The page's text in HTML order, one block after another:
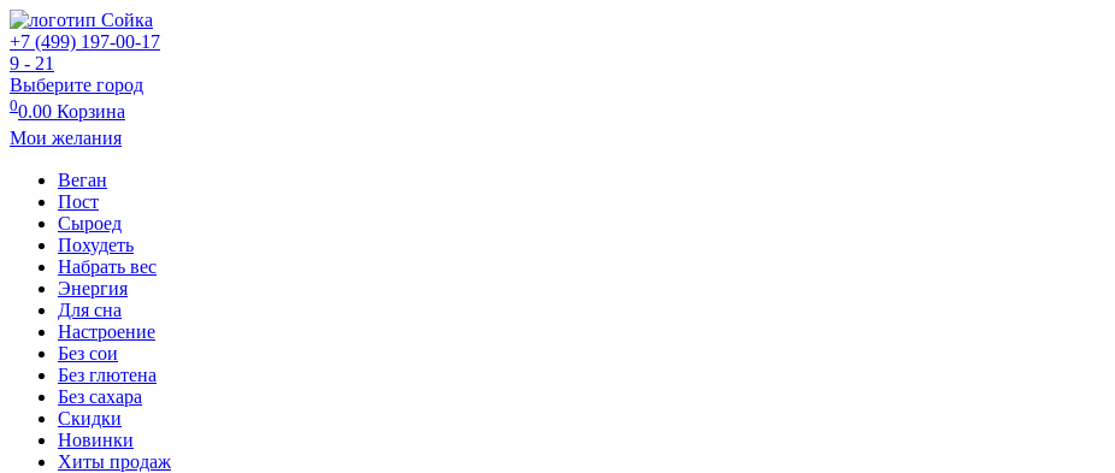
+7 (499) 197-00-17
9 - 21
Выберите город
00.00 Корзина
Мои желания
Веган
Пост
Сыроед
Похудеть
Набрать вес
Энергия
Для сна
Настроение
Без сои
Без глютена
Без сахара
Скидки
Новинки
Хиты продаж